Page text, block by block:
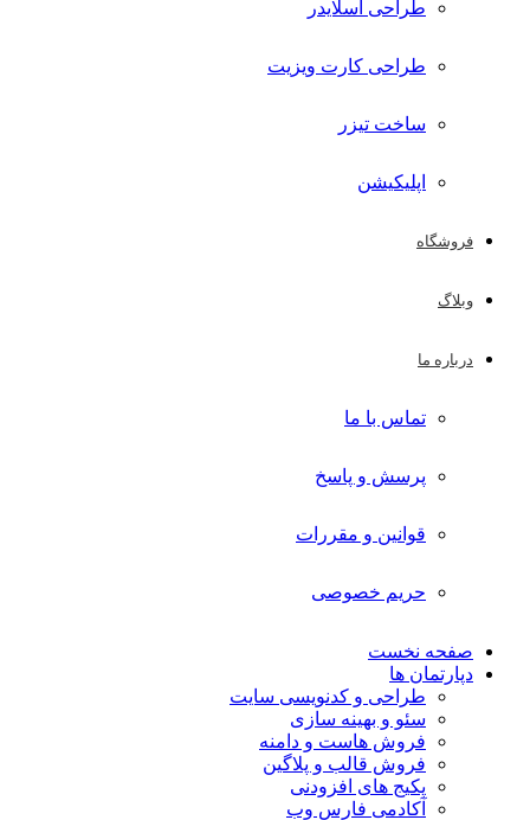
طراحی اسلایدر
طراحی کارت ویزیت
ساخت تیزر
اپلیکیشن
فروشگاه
وبلاگ
درباره ما
تماس با ما
پرسش و پاسخ
قوانین و مقررات
حریم خصوصی
صفحه نخست
دپارتمان ها
طراحی و کدنویسی سایت
سئو و بهینه سازی
فروش هاست و دامنه
فروش قالب و پلاگین
پکیج های افزودنی
آکادمی فارس وب